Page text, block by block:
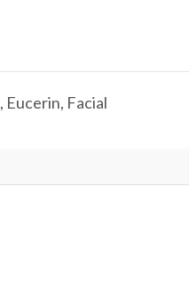
, Eucerin, Facial